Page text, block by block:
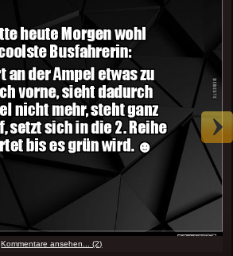
Kommentare ansehen... (2)